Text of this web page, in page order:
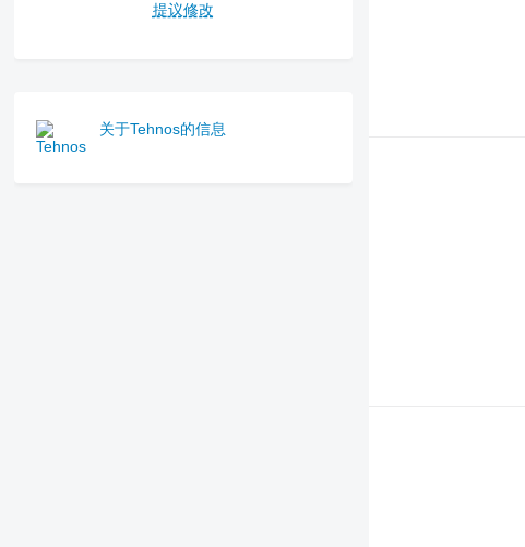
提议修改
关于Tehnos的信息